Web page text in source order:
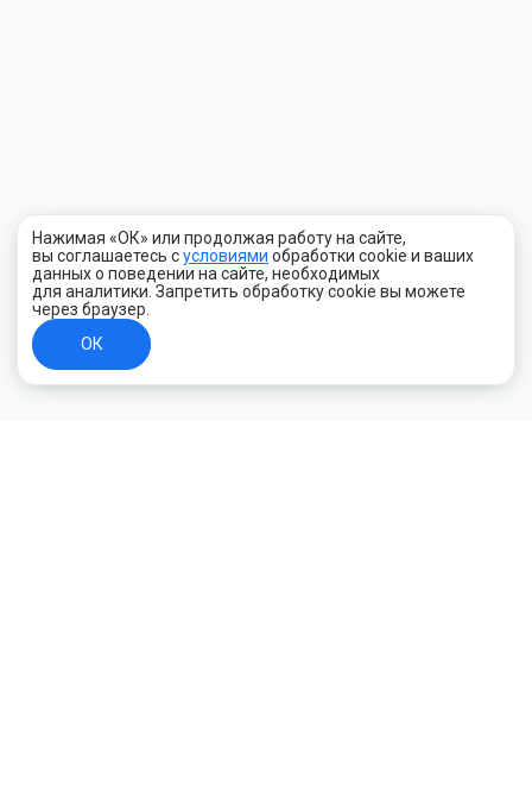
Нажимая «ОК» или продолжая работу на сайте,
вы соглашаетесь сусловиями обработки cookie и ваших
данных о поведении на сайте, необходимых
для аналитики. Запретить обработку cookie вы можете
через браузер.
ОК